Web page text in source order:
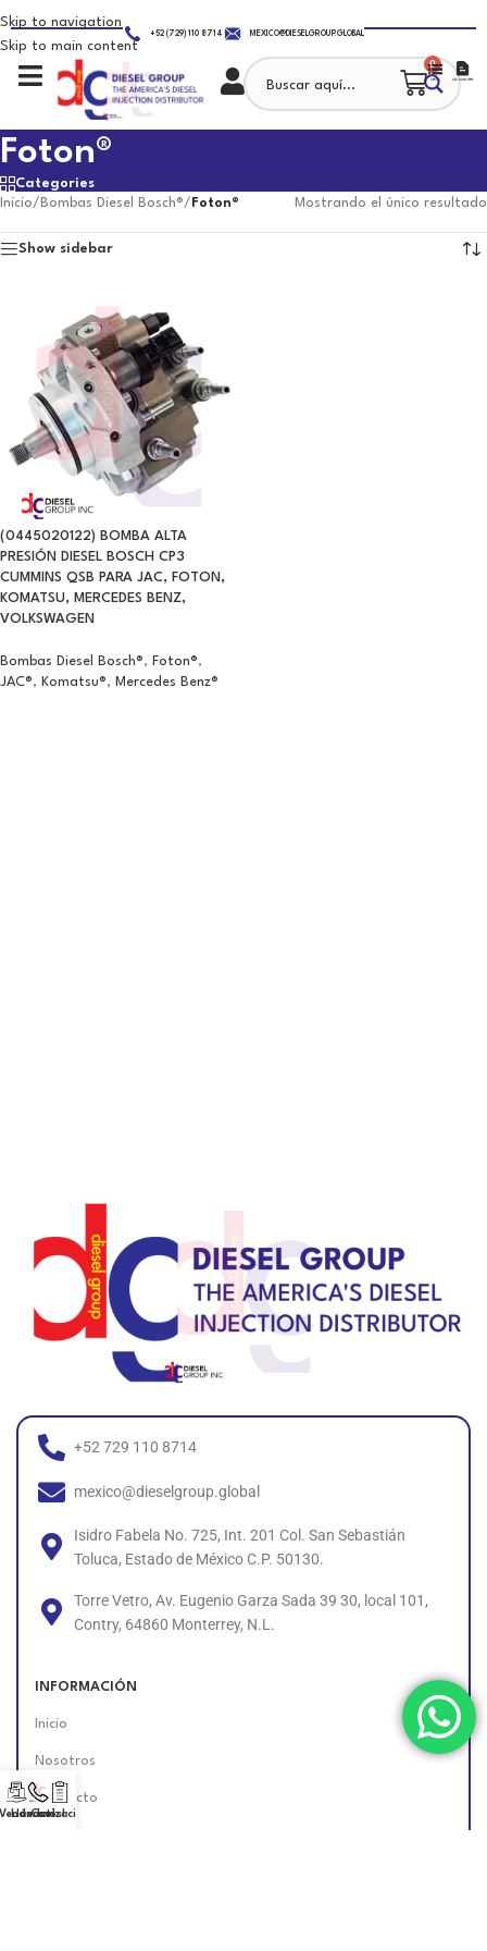
Skip to navigation
Skip to main content
+52 (729) 110 8714 MEXICO@DIESELGROUP.GLOBAL
0
Foton®
Categories
Inicio/ Bombas Diesel Bosch®/ Foton® Mostrando el único resultado
Show sidebar
(0445020122) BOMBA ALTA
PRESIÓN DIESEL BOSCH CP3
CUMMINS QSB PARA JAC, FOTON,
KOMATSU, MERCEDES BENZ,
VOLKSWAGEN
Bombas Diesel Bosch®, Foton®,
JAC®, Komatsu®, Mercedes Benz®
+52 729 110 8714
mexico@dieselgroup.global
Isidro Fabela No. 725, Int. 201 Col. San Sebastián
Toluca, Estado de México C.P. 50130.
Torre Vetro, Av. Eugenio Garza Sada 39 30, local 101,
Contry, 64860 Monterrey, N.L.
INFORMACIÓN
Inicio
Nosotros
Contacto
Llámanos!
Cotización